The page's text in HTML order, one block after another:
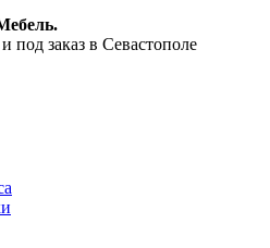
под заказ в Севастополе